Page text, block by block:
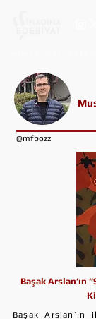
@mfbozz
Başak Arslan’ın
Başak